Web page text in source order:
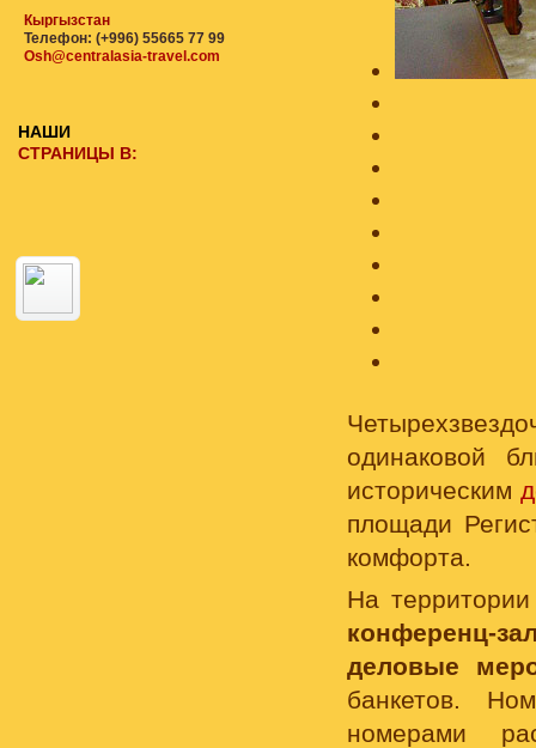
одинаковой
историческим
площади
комфорта.
На
конференц-
деловые
банкетов.
номерами
Кыргызстан
Телефон: (+996) 55665 77 99
Osh@centralasia-travel.com
НАШИ
СТРАНИЦЫ В: